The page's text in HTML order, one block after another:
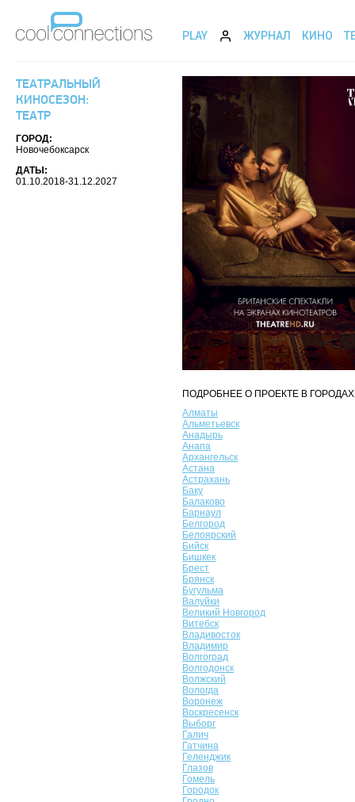
PLAY ЖУРНАЛ КИНО
ТЕАТРАЛЬНЫЙ
КИНОСЕЗОН:
ТЕАТР
ГОРОД:
Новочебоксарск
ДАТЫ:
01.10.2018-31.12.2027
ПОДРОБНЕЕ О ПРОЕКТЕ В
Алматы
Альметьевск
Анадырь
Анапа
Архангельск
Астана
Астрахань
Баку
Балаково
Барнаул
Белгород
Белоярский
Бийск
Бишкек
Брест
Брянск
Бугульма
Валуйки
Великий Новгород
Витебск
Владивосток
Владимир
Волгоград
Волгодонск
Волжский
Вологда
Воронеж
Воскресенск
Выборг
Галич
Гатчина
Геленджик
Глазов
Гомель
Городок